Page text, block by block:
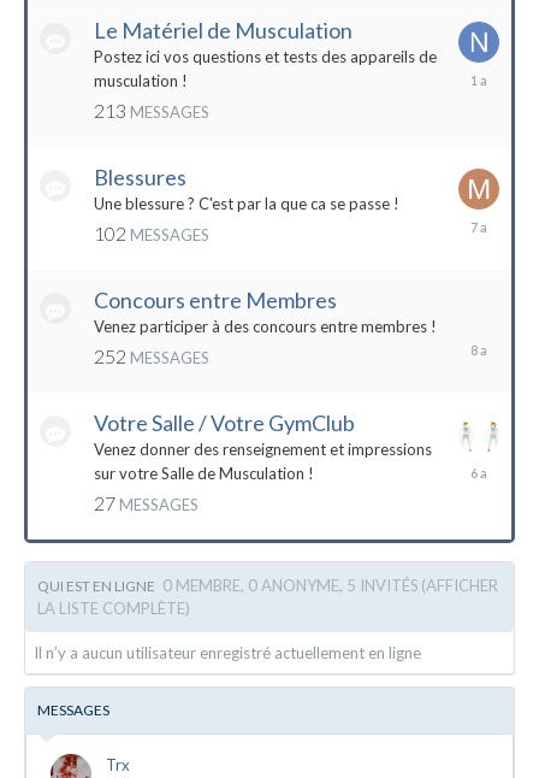
Le Matériel de Musculation
Postez ici vos questions et tests des appareils de
musculation !
213 MESSAGES
Blessures
Une blessure ? C'est par la que ca se passe !
102 MESSAGES
19
Concours entre Membres
Venez participer à des concours entre membres !
252 MESSAGES
2016
Votre Salle / Votre GymClub
Venez donner des renseignement et impressions
sur votre Salle de Musculation !
27 MESSAGES
26
QUI EST EN LIGNE 0 MEMBRE, 0 ANONYME, 5 INVITÉS (AFFICHER
LA LISTE COMPLÈTE)
Il n’y a aucun utilisateur enregistré actuellement en ligne
MESSAGES
Trx